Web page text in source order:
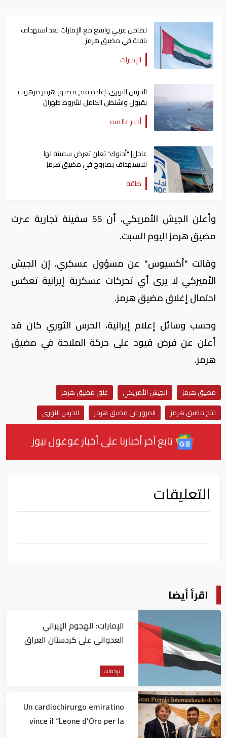
تضامن عربي واسع مع الإمارات بعد استهداف
ناقلة في مضيق هرمز
الإمارات
الحرس الثوري: إعادة فتح مضيق هرمز مرهونة
بقبول واشنطن الكامل لشروط طهران
أخبار عالمية
عاجل| "أدنوك" تعلن تعرض سفينة لها
للاستهداف بصاروخ في مضيق هرمز
طاقة
وأعلن الجيش الأمريكي، أن 55 سفينة تجارية عبرت
مضيق هرمز اليوم السبت.
وقالت "أكسيوس" عن مسؤول عسكري، إن الجيش
الأميركي لا يرى أي تحركات عسكرية إيرانية تعكس
احتمال إغلاق مضيق هرمز.
وحسب وسائل إعلام إيرانية، الحرس الثوري كان قد
أعلن عن فرض قيود على حركة الملاحة في مضيق
هرمز.
مضيق هرمز الجيش الأمريكي
غلق مضيق هرمز
فتح مضيق هرمز
المرور في مضيق هرمز الحرس الثوري
تابع آخر أخبارنا على أخبار غوغول نيوز
التعليقات
اقرأ أيضا
الإمارات: الهجوم الإيراني
العدواني على كردستان العراق
ترجمات
Un cardiochirurgo emiratino
vince il “Leone d’Oro per la